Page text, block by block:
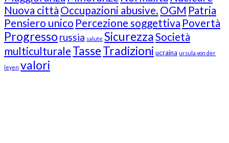
Nuova città Occupazioni abusive. OGM Patria
Pensiero unico Percezione soggettiva Povertà
Progresso russia salute SicurezzaSocietà
multiculturale TasseTradizioni ucraina ursula von der
leyen valori